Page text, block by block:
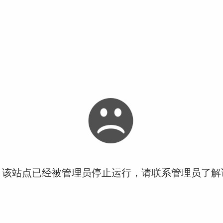
站点已经被管理员停止运行，请联系管理员了